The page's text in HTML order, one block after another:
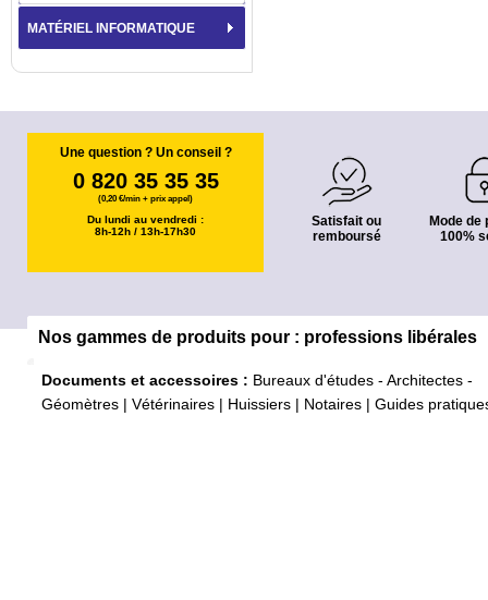
MATÉRIEL INFORMATIQUE
Une question ? Un conseil ?
0 820 35 35 35
(0,20 €/min + prix appel)
Du lundi au vendredi :
8h-12h / 13h-17h30
Satisfait ou
remboursé
Mode de
100%
Nos gammes de produits pour : professions libérales
Documents et accessoires : Bureaux d'études - Architectes -
Géomètres
Vétérinaires Huissiers Notaires Guides